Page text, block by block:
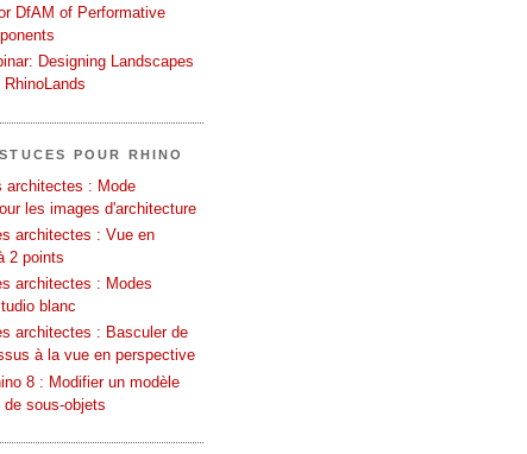
DfAM of Performative
Designing Landscapes
POUR RHINO
architectes : Mode
les images d'architecture
architectes : Vue en
2 points
architectes : Modes
blanc
architectes : Basculer de
à la vue en perspective
8 : Modifier un modèle
sous-objets